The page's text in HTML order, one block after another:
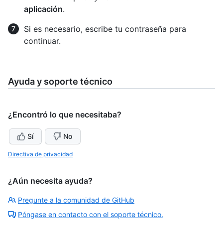
aplicación.
Si es necesario, escribe tu contraseña para
continuar.
Ayuda y soporte técnico
¿Encontró lo que necesitaba?
Sí No
Directiva de privacidad
¿Aún necesita ayuda?
Pregunte a la comunidad de GitHub
Póngase en contacto con el soporte técnico.